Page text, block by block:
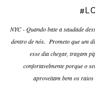
NYC - Quando bate a saudade
dentro de nós. Prometo que um
esse dia chegar, tragam
confortavelmente porque o
aproveitam bem os